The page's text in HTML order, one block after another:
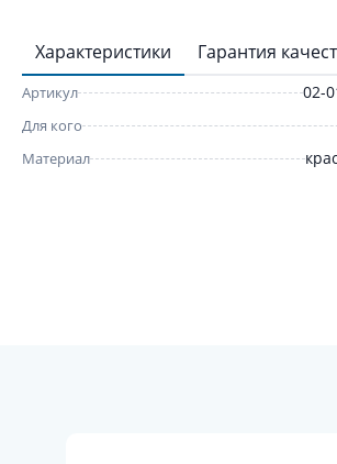
Характеристики Гарантия
Артикул 02-
Для кого
Материал